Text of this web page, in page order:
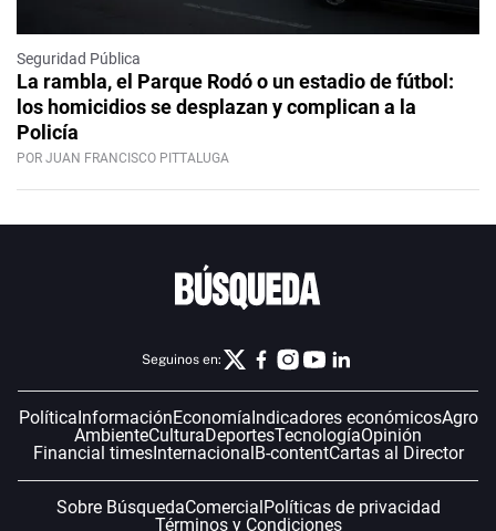
Seguridad Pública
La rambla, el Parque Rodó o un estadio de fútbol:
los homicidios se desplazan y complican a la
Policía
POR JUAN FRANCISCO PITTALUGA
Seguinos en:
Política InformaciónEconomía Indicadores económicosAgro
AmbienteCulturaDeportesTecnologíaOpinión
Financial timesInternacional B-contentCartas al Director
Sobre BúsquedaComercial Políticas de privacidad
Términos y Condiciones